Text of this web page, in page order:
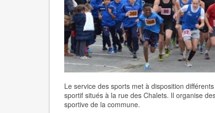
Le service des sports met à disposition différents
sportif situés à la rue des Chalets. Il organise
sportive de la commune.